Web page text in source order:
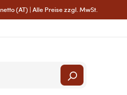
(AT) | Alle Preise zzgl. MwSt.